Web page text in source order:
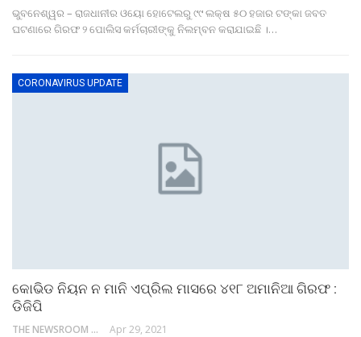
ଭୁବନେଶ୍ୱର – ରାଜଧାନୀର ଓୟୋ ହୋଟେଲରୁ ୯୯ ଲକ୍ଷ ୫୦ ହଜାର ଟଙ୍କା ଜବତ
ଘଟଣାରେ ଗିରଫ ୨ ପୋଲିସ କର୍ମଚାରୀଙ୍କୁ ନିଲମ୍ବନ କରାଯାଇଛି ।…
CORONAVIRUS UPDATE
କୋଭିଡ ନିୟନ ନ ମାନି ଏପ୍ରିଲ ମାସରେ ୪୧୮ ଅମାନିଆ ଗିରଫ :
ଡିଜିପି
THE NEWSROOM NETWORK Apr 29, 2021